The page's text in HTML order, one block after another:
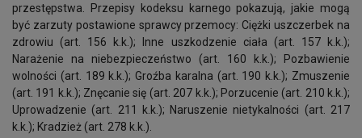
przestępstwa. Przepisy kodeksu karnego pokazują, jakie mogą
być zarzuty postawione sprawcy przemocy: Ciężki uszczerbek na
zdrowiu (art. 156 k.k.); Inne uszkodzenie ciała (art. 157 k.k.);
Narażenie na niebezpieczeństwo (art. 160 k.k.); Pozbawienie
wolności (art. 189 k.k.); Groźba karalna (art. 190 k.k.); Zmuszenie
(art. 191 k.k.); Znęcanie się (art. 207 k.k.); Porzucenie (art. 210 k.k.);
Uprowadzenie (art. 211 k.k.); Naruszenie nietykalności (art. 217
k.k.); Kradzież (art. 278 k.k.).